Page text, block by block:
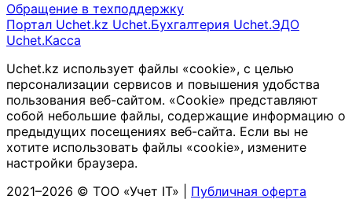
Обращение в техподдержку
Портал Uchet.kz Uchet.Бухгалтерия Uchet.ЭДО
Uchet.Касса
Uchet.kz использует файлы «cookie», с целью
персонализации сервисов и повышения удобства
пользования веб-сайтом. «Cookie» представляют
собой небольшие файлы, содержащие информацию о
предыдущих посещениях веб-сайта. Если вы не
хотите использовать файлы «cookie», измените
настройки браузера.
2021–2026 © ТОО «Учет IT» | Публичная оферта